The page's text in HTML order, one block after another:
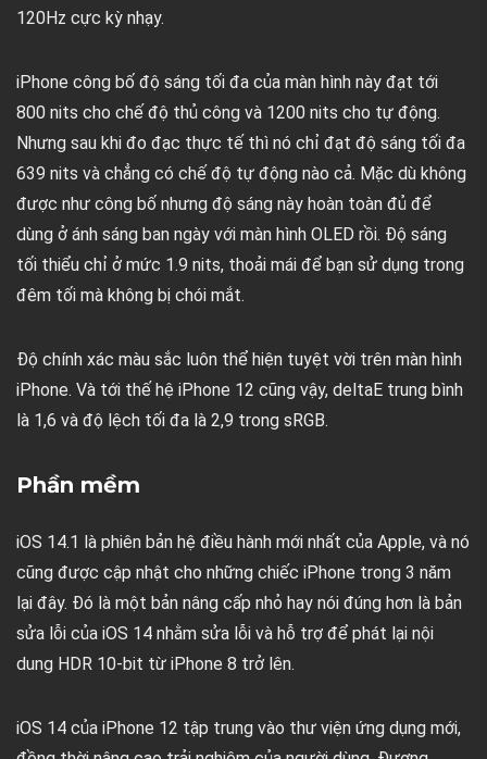
120Hz cực kỳ nhạy.
iPhone công bố độ sáng tối đa của màn hình này đạt tới
800 nits cho chế độ thủ công và 1200 nits cho tự động.
Nhưng sau khi đo đạc thực tế thì nó chỉ đạt độ sáng tối đa
639 nits và chẳng có chế độ tự động nào cả. Mặc dù không
được như công bố nhưng độ sáng này hoàn toàn đủ để
dùng ở ánh sáng ban ngày với màn hình OLED rồi. Độ sáng
tối thiểu chỉ ở mức 1.9 nits, thoải mái để bạn sử dụng trong
đêm tối mà không bị chói mắt.
Độ chính xác màu sắc luôn thể hiện tuyệt vời trên màn hình
iPhone. Và tới thế hệ iPhone 12 cũng vậy, deltaE trung bình
là 1,6 và độ lệch tối đa là 2,9 trong sRGB.
Phần mềm
iOS 14.1 là phiên bản hệ điều hành mới nhất của Apple, và nó
cũng được cập nhật cho những chiếc iPhone trong 3 năm
lại đây. Đó là một bản nâng cấp nhỏ hay nói đúng hơn là bản
sửa lỗi của iOS 14 nhằm sửa lỗi và hỗ trợ để phát lại nội
dung HDR 10-bit từ iPhone 8 trở lên.
iOS 14 của iPhone 12 tập trung vào thư viện ứng dụng mới,